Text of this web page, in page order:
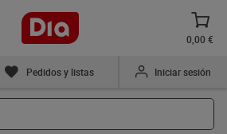
0,00 €
Pedidos y listas Iniciar sesión